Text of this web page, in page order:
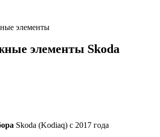
элементы
элементы Skoda
Skoda (Kodiaq) с 2017 года